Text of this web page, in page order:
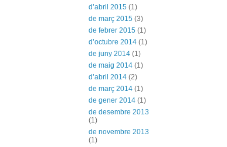
d’abril 2015 (1)
de març 2015 (3)
de febrer 2015 (1)
d’octubre 2014 (1)
de juny 2014 (1)
de maig 2014 (1)
d’abril 2014 (2)
de març 2014 (1)
de gener 2014 (1)
de desembre 2013
(1)
de novembre 2013
(1)